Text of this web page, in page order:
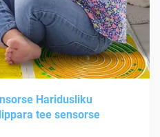
Haridusliku
tee sensorse